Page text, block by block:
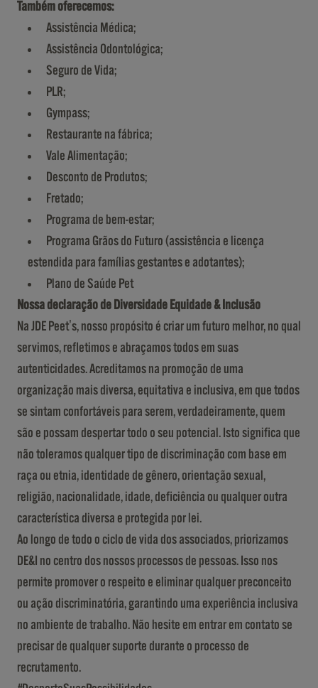
Também oferecemos:
Assistência Médica;
Assistência Odontológica;
Seguro de Vida;
PLR;
Gympass;
Restaurante na fábrica;
Vale Alimentação;
Desconto de Produtos;
Fretado;
Programa de bem-estar;
Programa Grãos do Futuro (assistência e licença
estendida para famílias gestantes e adotantes);
Plano de Saúde Pet
Nossa declaração de Diversidade Equidade & Inclusão
Na JDE Peet's, nosso propósito é criar um futuro melhor, no qual
servimos, refletimos e abraçamos todos em suas
autenticidades. Acreditamos na promoção de uma
organização mais diversa, equitativa e inclusiva, em que todos
se sintam confortáveis para serem, verdadeiramente, quem
são e possam despertar todo o seu potencial. Isto significa que
não toleramos qualquer tipo de discriminação com base em
raça ou etnia, identidade de gênero, orientação sexual,
religião, nacionalidade, idade, deficiência ou qualquer outra
característica diversa e protegida por lei.
Ao longo de todo o ciclo de vida dos associados, priorizamos
DE&I no centro dos nossos processos de pessoas. Isso nos
permite promover o respeito e eliminar qualquer preconceito
ou ação discriminatória, garantindo uma experiência inclusiva
no ambiente de trabalho. Não hesite em entrar em contato se
precisar de qualquer suporte durante o processo de
recrutamento.